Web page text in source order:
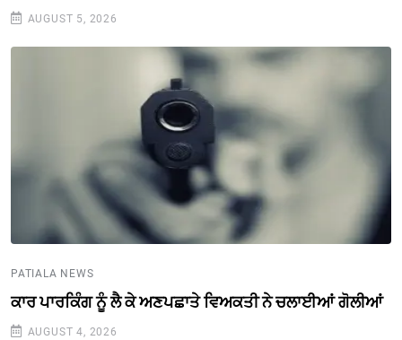
AUGUST 5, 2026
PATIALA NEWS
ਕਾਰ ਪਾਰਕਿੰਗ ਨੂੰ ਲੈ ਕੇ ਅਣਪਛਾਤੇ ਵਿਅਕਤੀ ਨੇ ਚਲਾਈਆਂ ਗੋਲੀਆਂ
AUGUST 4, 2026